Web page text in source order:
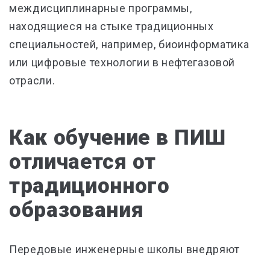
междисциплинарные программы,
находящиеся на стыке традиционных
специальностей, например, биоинформатика
или цифровые технологии в нефтегазовой
отрасли.
Как обучение в ПИШ
отличается от
традиционного
образования
Передовые инженерные школы внедряют